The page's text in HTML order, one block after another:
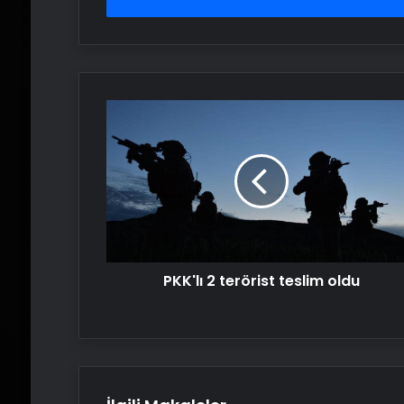
terörist
teslim
oldu
PKK'lı 2 terörist teslim oldu